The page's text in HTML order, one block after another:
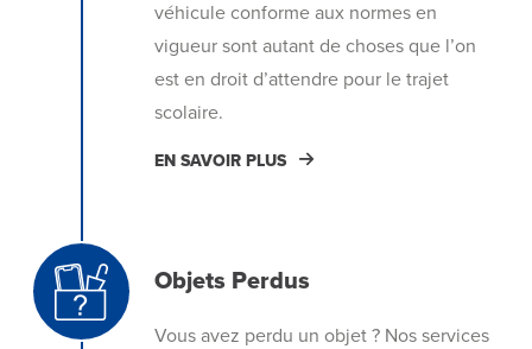
véhicule conforme aux normes en
vigueur sont autant de choses que l’on
est en droit d’attendre pour le trajet
scolaire.
EN SAVOIR PLUS
Objets Perdus
Vous avez perdu un objet ? Nos services